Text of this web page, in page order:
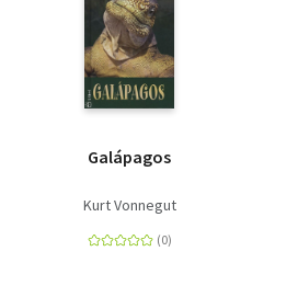
Galápagos
Kurt Vonnegut